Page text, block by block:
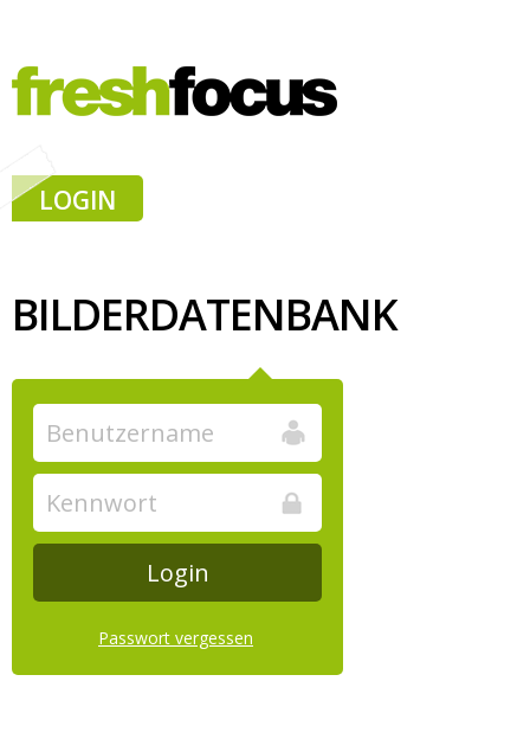
LOGIN
BILDERDATENBANK
Passwort vergessen